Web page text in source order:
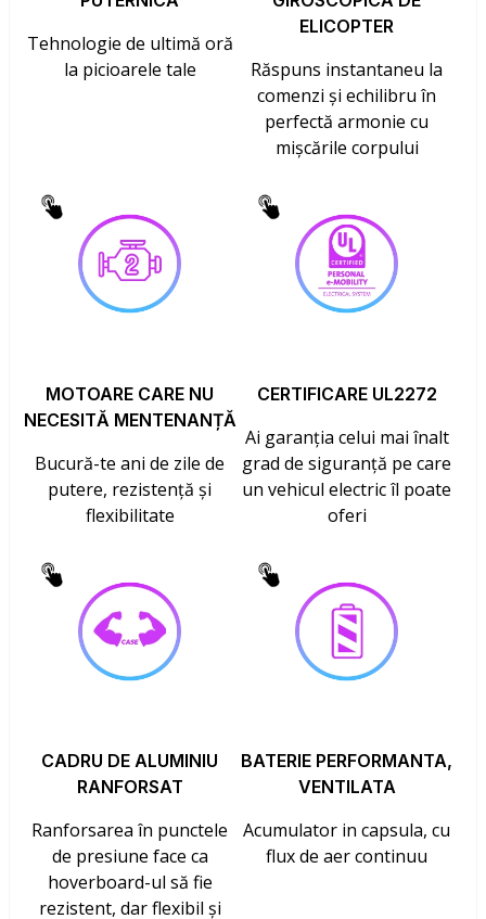
Tehnologie de ultimă oră
la picioarele tale
ELICOPTER
Răspuns instantaneu la
comenzi și echilibru în
perfectă armonie cu
mișcările corpului
MOTOARE CARE NU
NECESITĂ MENTENANȚĂ
Bucură-te ani de zile de
putere, rezistență și
flexibilitate
CERTIFICARE UL2272
Ai garanția celui mai înalt
grad de siguranță pe care
un vehicul electric îl poate
oferi
CADRU DE ALUMINIU
RANFORSAT
Ranforsarea în punctele
de presiune face ca
hoverboard-ul să fie
rezistent, dar flexibil și
BATERIE PERFORMANTA,
VENTILATA
Acumulator in capsula, cu
flux de aer continuu